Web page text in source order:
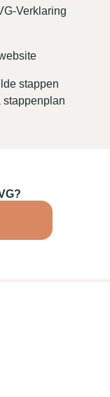
Verklaring
stappen
stappenplan